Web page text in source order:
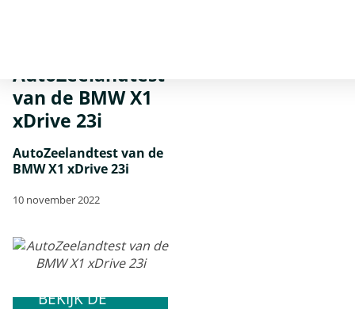
AutoZeelandtest
van de BMW X1
xDrive 23i
AutoZeelandtest van de
BMW X1 xDrive 23i
10 november 2022
BEKIJK DE